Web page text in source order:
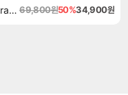
드래곤 퀘스트 III HD 2D 리메이크 Dragon Quest III HD 2D Remake 69,800원50%34,900원